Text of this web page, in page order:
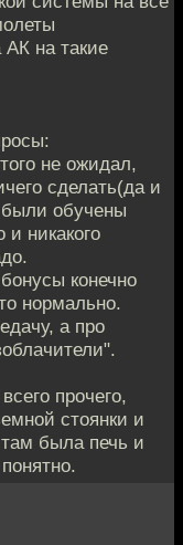
АК на такие
не ожидал,
сделать(да и
были обучены
и никакого
конечно
нормально.
а про
прочего,
стоянки и
там была печь и